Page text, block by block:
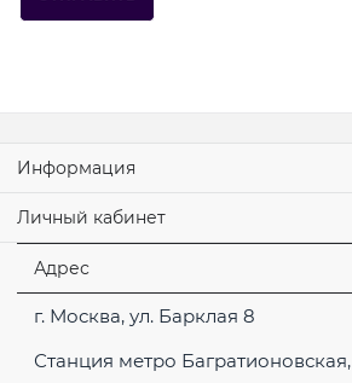
Информация
Личный кабинет
Адрес
г. Москва, ул. Барклая 8
Станция метро Багратионовская,